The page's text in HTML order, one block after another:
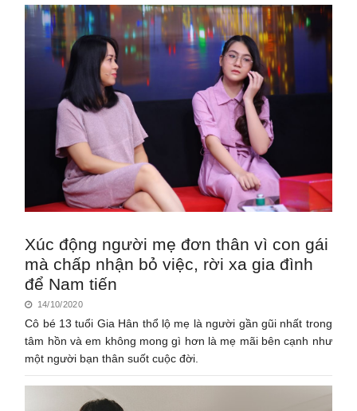
Xúc động người mẹ đơn thân vì con gái
mà chấp nhận bỏ việc, rời xa gia đình
để Nam tiến
14/10/2020
Cô bé 13 tuổi Gia Hân thổ lộ mẹ là người gần gũi nhất trong
tâm hồn và em không mong gì hơn là mẹ mãi bên cạnh như
một người bạn thân suốt cuộc đời.